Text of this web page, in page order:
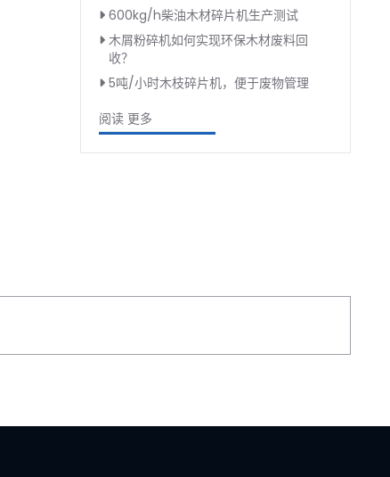
600kg/h柴油木材碎片机生产测试
木屑粉碎机如何实现环保木材废料回
收？
5吨/小时木枝碎片机，便于废物管理
阅读 更多